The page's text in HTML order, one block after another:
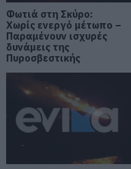
Εύβοια: Ολοκληρώθηκε
έργο
06.08.2026 | 20:40
Ο λόγος που
06.08.2026 | 20:20
Θρήνος στην Εύβοια:
τη ζωή ο 37χρονος που
τροχαίο με
Φωτιά στη Σκύρο:
Χωρίς ενεργό μέτωπο –
Παραμένουν ισχυρές
δυνάμεις της
Πυροσβεστικής